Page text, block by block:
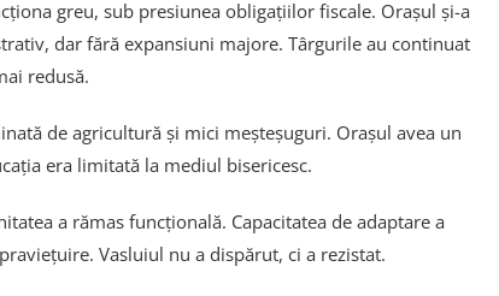
greu, sub presiunea obligațiilor fiscale. Orașul și-a
dar fără expansiuni majore. Târgurile au continuat
redusă.
de agricultură și mici meșteșuguri. Orașul avea un
era limitată la mediul bisericesc.
a rămas funcțională. Capacitatea de adaptare a
Vasluiul nu a dispărut, ci a rezistat.